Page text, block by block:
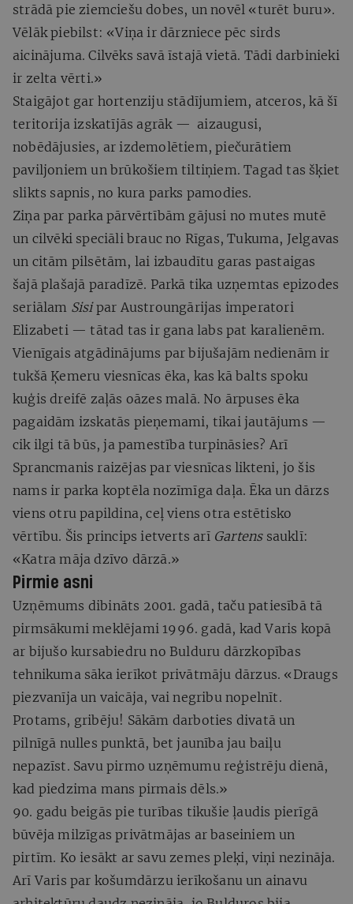
strādā pie ziemciešu dobes, un novēl «turēt buru».
Vēlāk piebilst: «Viņa ir dārzniece pēc sirds
aicinājuma. Cilvēks savā īstajā vietā. Tādi darbinieki
ir zelta vērti.»
Staigājot gar hortenziju stādījumiem, atceros, kā šī
teritorija izskatījās agrāk — aizaugusi,
nobēdājusies, ar izdemolētiem, piečurātiem
paviljoniem un brūkošiem tiltiņiem. Tagad tas šķiet
slikts sapnis, no kura parks pamodies.
Ziņa par parka pārvērtībām gājusi no mutes mutē
un cilvēki speciāli brauc no Rīgas, Tukuma, Jelgavas
un citām pilsētām, lai izbaudītu garas pastaigas
šajā plašajā paradīzē. Parkā tika uzņemtas epizodes
seriālam Sisipar Austroungārijas imperatori
Elizabeti — tātad tas ir gana labs pat karalienēm.
Vienīgais atgādinājums par bijušajām nedienām ir
tukšā Ķemeru viesnīcas ēka, kas kā balts spoku
kuģis dreifē zaļās oāzes malā. No ārpuses ēka
pagaidām izskatās pieņemami, tikai jautājums —
cik ilgi tā būs, ja pamestība turpināsies? Arī
Sprancmanis raizējas par viesnīcas likteni, jo šis
nams ir parka koptēla nozīmīga daļa. Ēka un dārzs
viens otru papildina, ceļ viens otra estētisko
vērtību. Šis princips ietverts arī Gartenssauklī:
«Katra māja dzīvo dārzā.»
Pirmie asni
Uzņēmums dibināts 2001. gadā, taču patiesībā tā
pirmsākumi meklējami 1996. gadā, kad Varis kopā
ar bijušo kursabiedru no Bulduru dārzkopības
tehnikuma sāka ierīkot privātmāju dārzus. «Draugs
piezvanīja un vaicāja, vai negribu nopelnīt.
Protams, gribēju! Sākām darboties divatā un
pilnīgā nulles punktā, bet jaunība jau baiļu
nepazīst. Savu pirmo uzņēmumu reģistrēju dienā,
kad piedzima mans pirmais dēls.»
90. gadu beigās pie turības tikušie ļaudis pierīgā
būvēja milzīgas privātmājas ar baseiniem un
pirtīm. Ko iesākt ar savu zemes pleķi, viņi nezināja.
Arī Varis par košumdārzu ierīkošanu un ainavu